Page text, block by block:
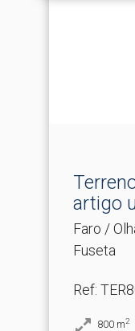
artigo
Faro /
Fuseta
Ref:
800 m2